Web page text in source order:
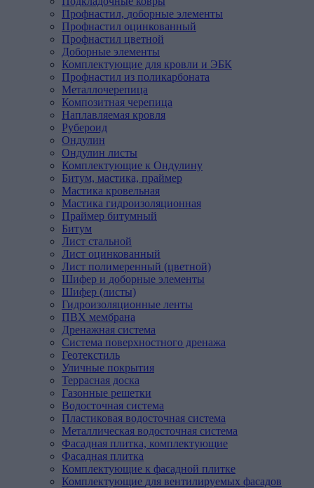
Профнастил, доборные элементы
Профнастил оцинкованный
Профнастил цветной
Доборные элементы
Комплектующие для кровли и ЭБК
Профнастил из поликарбоната
Металлочерепица
Композитная черепица
Наплавляемая кровля
Рубероид
Ондулин
Ондулин листы
Комплектующие к Ондулину
Битум, мастика, праймер
Мастика кровельная
Мастика гидроизоляционная
Праймер битумный
Битум
Лист стальной
Лист оцинкованный
Лист полимеренный (цветной)
Шифер и доборные элементы
Шифер (листы)
Гидроизоляционные ленты
ПВХ мембрана
Дренажная система
Система поверхностного дренажа
Геотекстиль
Уличные покрытия
Террасная доска
Газонные решетки
Водосточная система
Пластиковая водосточная система
Металлическая водосточная система
Фасадная плитка, комплектующие
Фасадная плитка
Комплектующие к фасадной плитке
Комплектующие для вентилируемых фасадов